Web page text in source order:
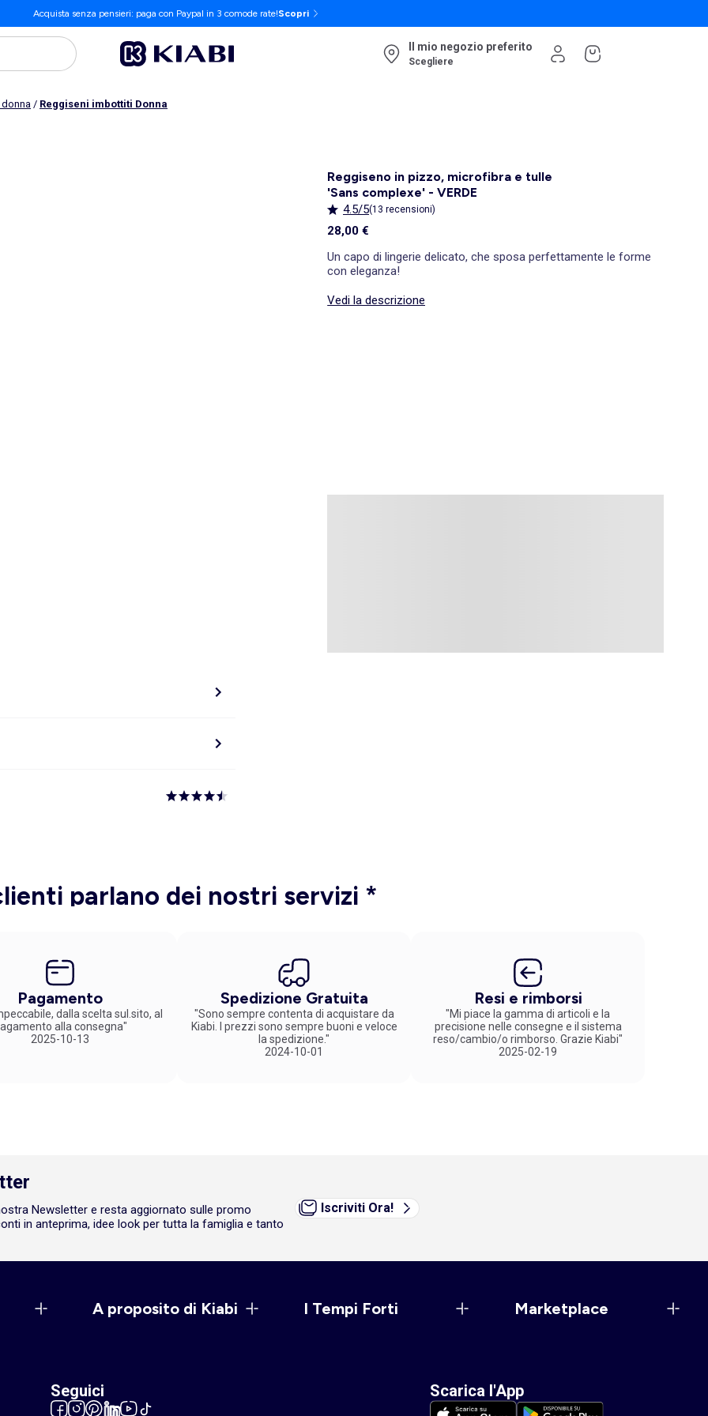
Acquista senza pensieri: paga con Paypal in 3 comode rate!Scopri
Il mio negozio preferito
Scegliere
donna / Reggiseni imbottiti Donna
Reggiseno in pizzo, microfibra e tulle
'Sans complexe' - VERDE
4.5/5(13 recensioni)
28,00 €
Un capo di lingerie delicato, che sposa perfettamente le forme
con eleganza!
Vedi la descrizione
parlano dei nostri servizi *
Pagamento
dalla scelta sul.sito, al
alla consegna"
2025-10-13
Spedizione Gratuita
"Sono sempre contenta di acquistare da
Kiabi. I prezzi sono sempre buoni e veloce
la spedizione."
2024-10-01
Resi e rimborsi
"Mi piace la gamma di articoli e la
precisione nelle consegne e il sistema
reso/cambio/o rimborso. Grazie Kiabi"
2025-02-19
Newsletter e resta aggiornato sulle promo
in anteprima, idee look per tutta la famiglia e tanto
Iscriviti Ora!
A proposito di Kiabi I Tempi Forti Marketplace
Seguici Scarica l'App